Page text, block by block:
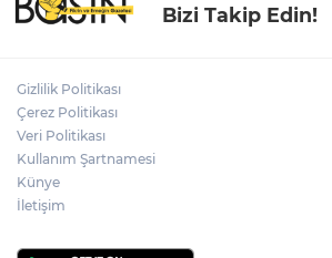
MEB ve Türk
Yönelik Afet Farkındalık
Bizi Takip Edin!
Gizlilik Politikası
Çerez Politikası
Veri Politikası
Kullanım Şartnamesi
Künye
İletişim